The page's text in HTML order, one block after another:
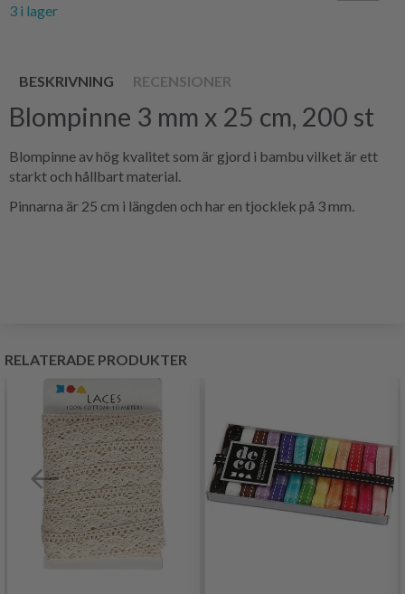
3 i lager
BESKRIVNING RECENSIONER
Blompinne 3 mm x 25 cm, 200 st
Blompinne av hög kvalitet som är gjord i bambu vilket är ett
starkt och hållbart material.
Pinnarna är 25 cm i längden och har en tjocklek på 3 mm.
RELATERADE PRODUKTER